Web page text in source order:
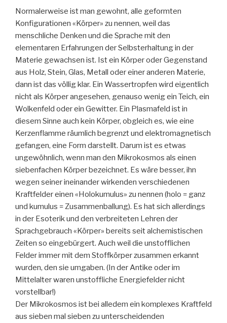
Normalerweise ist man gewohnt, alle geformten
Konfigurationen «Körper» zu nennen, weil das
menschliche Denken und die Sprache mit den
elementaren Erfahrungen der Selbsterhaltung in der
Materie gewachsen ist. Ist ein Körper oder Gegenstand
aus Holz, Stein, Glas, Metall oder einer anderen Materie,
dann ist das völlig klar. Ein Wassertropfen wird eigentlich
nicht als Körper angesehen, genauso wenig ein Teich, ein
Wolkenfeld oder ein Gewitter. Ein Plasmafeld ist in
diesem Sinne auch kein Körper, obgleich es, wie eine
Kerzenflamme räumlich begrenzt und elektromagnetisch
gefangen, eine Form darstellt. Darum ist es etwas
ungewöhnlich, wenn man den Mikrokosmos als einen
siebenfachen Körper bezeichnet. Es wäre besser, ihn
wegen seiner ineinander wirkenden verschiedenen
Kraftfelder einen «Holokumulus» zu nennen (holo = ganz
und kumulus = Zusammenballung). Es hat sich allerdings
in der Esoterik und den verbreiteten Lehren der
Sprachgebrauch «Körper» bereits seit alchemistischen
Zeiten so eingebürgert. Auch weil die unstofflichen
Felder immer mit dem Stoffkörper zusammen erkannt
wurden, den sie umgaben. (In der Antike oder im
Mittelalter waren unstoffliche Energiefelder nicht
vorstellbar!)
Der Mikrokosmos ist bei alledem ein komplexes Kraftfeld
aus sieben mal sieben zu unterscheidenden